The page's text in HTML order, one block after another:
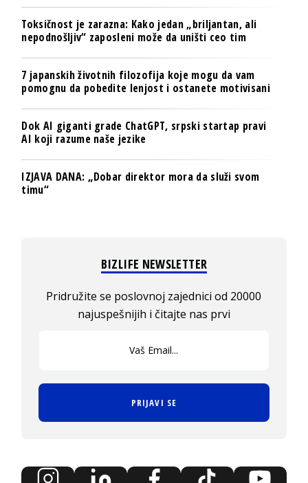
Toksičnost je zarazna: Kako jedan „briljantan, ali
nepodnošljiv“ zaposleni može da uništi ceo tim
7 japanskih životnih filozofija koje mogu da vam
pomognu da pobedite lenjost i ostanete motivisani
Dok AI giganti grade ChatGPT, srpski startap pravi
AI koji razume naše jezike
IZJAVA DANA: „Dobar direktor mora da služi svom
timu“
BIZLIFE NEWSLETTER
Pridružite se poslovnoj zajednici od 20000
najuspešnijih i čitajte nas prvi
PRIJAVI SE